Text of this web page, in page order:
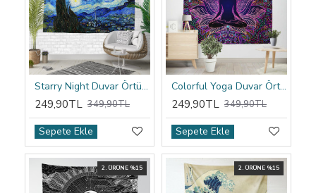
Starry Night Duvar Örtüsü
249,90TL 349,90TL
Sepete Ekle
Colorful Yoga Duvar Örtüsü
249,90TL 349,90TL
Sepete Ekle
2. ÜRÜNE %15 2. ÜRÜNE %15